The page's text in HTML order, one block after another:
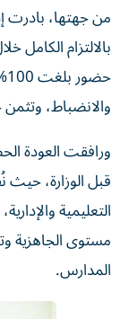
من جهتها، بادرت
بالالتزام الكامل
والانضباط، وتثمن
ورافقت العودة
قبل الوزارة، حيث
التعليمية
مستوى الجاهزية
المدارس.